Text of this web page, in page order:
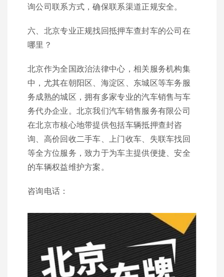
询公司联系方式，确保联系渠道正规安全。
六、北京专业正规找回抵押车查封车的公司在
哪里？
北京作为全国政治法律中心，相关服务机构集
中，尤其在朝阳区、海淀区、东城区等车务服
务成熟的城区，拥有多家专业的汽车销售与车
务代办企业。北京我们汽车销售服务有限公司
在北京市核心地带提供包括车辆抵押查封咨
询、高价回收二手车、上门收车、失联车找回
等全方位服务，致力于为车主提供便捷、安全
的车辆权益维护方案。
咨询电话：